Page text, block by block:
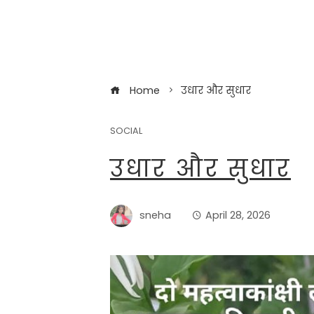
Home उधार और सुधार
SOCIAL
उधार और सुधार
sneha April 28, 2026